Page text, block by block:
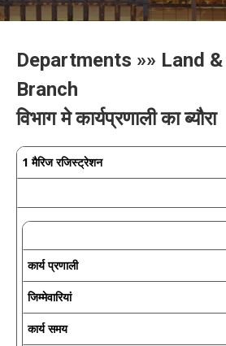
Departments »» Land
Branch
विभाग मे कार्यप्रणाली का ब्यौरा
1 मैरिज रजिस्ट्रेशन
कार्य प्रणाली
जिम्मेवारियां
कार्य समय